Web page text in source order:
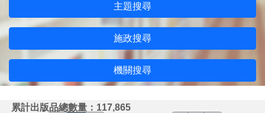
主題搜尋
施政搜尋
機關搜尋
累計出版品總數量：117,865